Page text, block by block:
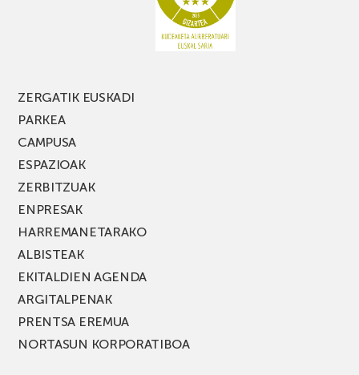
ZERGATIK EUSKADI
PARKEA
CAMPUSA
ESPAZIOAK
ZERBITZUAK
ENPRESAK
HARREMANETARAKO
ALBISTEAK
EKITALDIEN AGENDA
ARGITALPENAK
PRENTSA EREMUA
NORTASUN KORPORATIBOA